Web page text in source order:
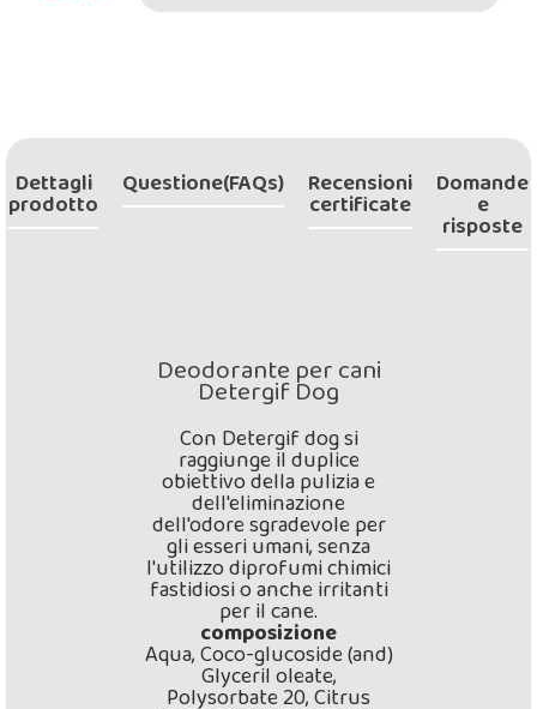
Dettagli
prodotto
Questione(FAQs) Recensioni
certificate
Domande
e
risposte
Deodorante per cani
Detergif Dog
Con Detergif dog si
raggiunge il duplice
obiettivo della pulizia e
dell'eliminazione
dell'odore sgradevole per
gli esseri umani, senza
l'utilizzo diprofumi chimici
fastidiosi o anche irritanti
per il cane.
composizione
Aqua, Coco-glucoside (and)
Glyceril oleate,
Polysorbate 20, Citrus